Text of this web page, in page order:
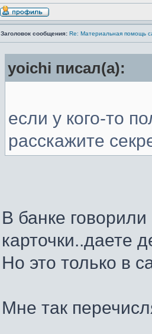
Заголовок сообщения: Re: Материальная помощь
yoichi писал(а):
если у кого-то
расскажите
В банке
карточки..даете
Но это только в
Мне так